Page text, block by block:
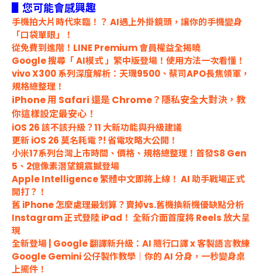
▋您可能會感興趣
手機拍大片時代來臨！？ AI遇上外掛鏡頭，讓你的手機變身
「口袋單眼」！
從免費到進階！LINE Premium 會員權益全揭曉
Google 搜尋「 AI模式 」繁中版登場！使用方法一次看懂！
vivo X300 系列深度解析：天璣9500、蔡司APO長焦領軍，
規格總整理！
iPhone 用 Safari 還是Chrome？隱私安全大對決，教
你這樣設定最安心！
iOS 26 該不該升級？11 大新功能與升級建議
更新 iOS 26 莫名耗電 ?! 省電攻略大公開！
小米17系列台灣上市時間、價格、規格總整理！首發S8 Gen
5、2億像素潛望鏡震撼登場
Apple Intelligence 繁體中文即將上線！ AI 助手戰場正式
開打？！
舊 iPhone 怎麼處理最划算？賣掉vs.舊機換新機優缺點分析
Instagram 正式登陸 iPad！ 全新介面首度將 Reels 放大呈
現
全新登場 | Google 翻譯新升級：AI 隨行口譯 x 客製語言教練
Google Gemini 公仔製作教學｜你的 AI 分身，一秒變身桌
上擺件！